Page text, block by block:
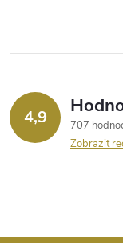
4,9
707
Zobrazit